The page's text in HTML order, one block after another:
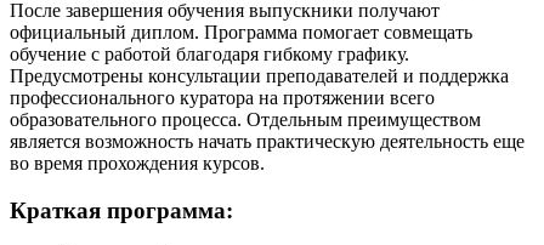
После завершения обучения выпускники получают
официальный диплом. Программа помогает совмещать
обучение с работой благодаря гибкому графику.
Предусмотрены консультации преподавателей и поддержка
профессионального куратора на протяжении всего
образовательного процесса. Отдельным преимуществом
является возможность начать практическую деятельность еще
во время прохождения курсов.
Краткая программа: